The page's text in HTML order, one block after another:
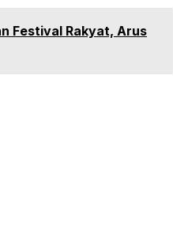
Festival Rakyat, Arus